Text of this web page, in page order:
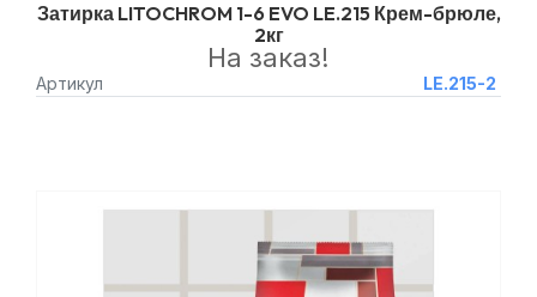
Затирка LITOCHROM 1-6 EVO LE.215 Крем-брюле,
2кг
Артикул LE.215-2
На заказ!